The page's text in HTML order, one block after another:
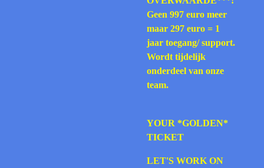
Geen 997 euro meer
maar 297 euro = 1
jaar toegang/ support.
Wordt tijdelijk
onderdeel van onze
team.
YOUR *GOLDEN*
TICKET
LET'S WORK ON